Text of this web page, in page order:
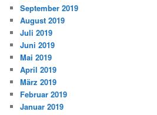
September 2019
August 2019
Juli 2019
Juni 2019
Mai 2019
April 2019
März 2019
Februar 2019
Januar 2019